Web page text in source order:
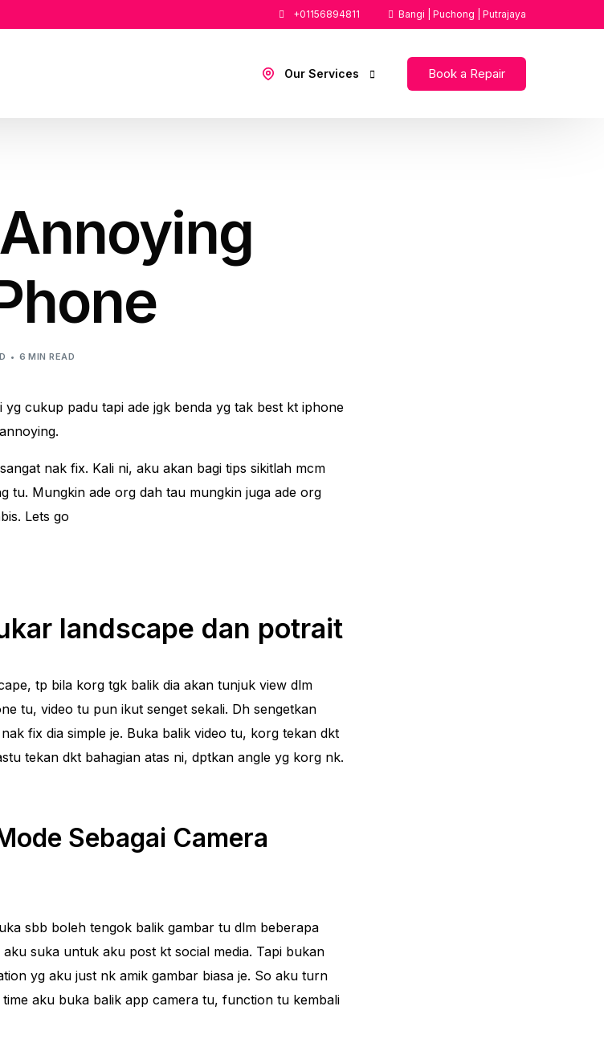
+01156894811 Bangi | Puchong | Putrajaya
Our Services
iPhone Backglass Replacement Price
Book a Repair
6 MIN READ
cukup padu tapi ade jgk benda yg tak best kt iphone
nak fix. Kali ni, aku akan bagi tips sikitlah mcm
tu. Mungkin ade org dah tau mungkin juga ade org
Lets go
landscape dan potrait
tp bila korg tgk balik dia akan tunjuk view dlm
tu, video tu pun ikut senget sekali. Dh sengetkan
fix dia simple je. Buka balik video tu, korg tekan dkt
tekan dkt bahagian atas ni, dptkan angle yg korg nk.
Sebagai Camera
sbb boleh tengok balik gambar tu dlm beberapa
suka untuk aku post kt social media. Tapi bukan
yg aku just nk amik gambar biasa je. So aku turn
aku buka balik app camera tu, function tu kembali